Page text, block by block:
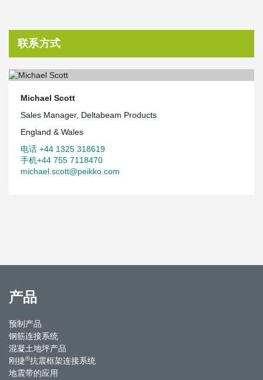
联系方式
Michael Scott
Sales Manager, Deltabeam Products
England & Wales
电话 +44 1325 318619
手机+44 755 7118470
michael.scott@peikko.com
产品
预制产品
钢筋连接系统
混凝土地坪产品
刚捷®抗震框架连接系统
地震带的应用